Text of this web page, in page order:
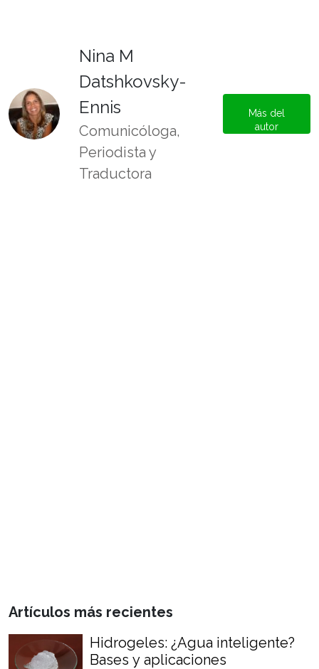
Nina M
Datshkovsky-
Ennis
Comunicóloga,
Periodista y
Traductora
Más del
autor
Artículos más recientes
Hidrogeles: ¿Agua inteligente?
Bases y aplicaciones